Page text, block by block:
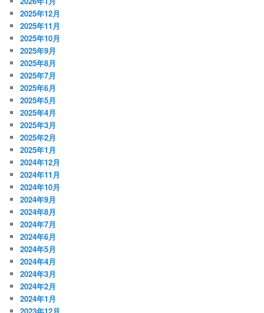
2025年12月
2025年11月
2025年10月
2025年9月
2025年8月
2025年7月
2025年6月
2025年5月
2025年4月
2025年3月
2025年2月
2025年1月
2024年12月
2024年11月
2024年10月
2024年9月
2024年8月
2024年7月
2024年6月
2024年5月
2024年4月
2024年3月
2024年2月
2024年1月